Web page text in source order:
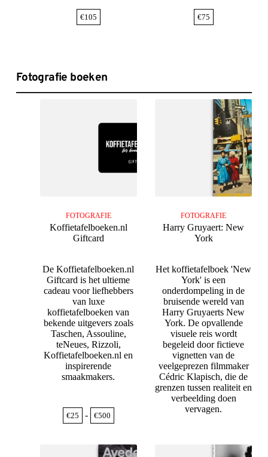
€105 €75
Fotografie boeken
FOTOGRAFIE
Koffietafelboeken.nl
Giftcard
De Koffietafelboeken.nl
Giftcard is het ultieme
cadeau voor liefhebbers
van luxe
koffietafelboeken van
bekende uitgevers zoals
Taschen, Assouline,
teNeues, Rizzoli,
Koffietafelboeken.nl en
inspirerende
smaakmakers.
€25 - €500
€25
€500
FOTOGRAFIE
Harry Gruyaert: New
York
Het koffietafelboek 'New
York' is een
onderdompeling in de
bruisende wereld van
Harry Gruyaerts New
York. De opvallende
visuele reis wordt
begeleid door fictieve
vignetten van de
veelgeprezen filmmaker
Cédric Klapisch, die de
grenzen tussen realiteit en
verbeelding doen
vervagen.